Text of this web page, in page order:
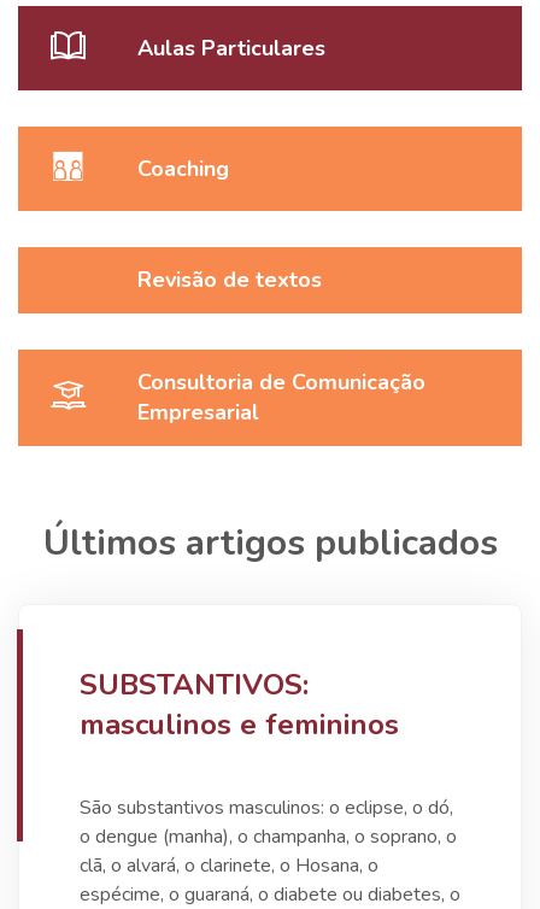
Aulas Particulares
Coaching
Revisão de textos
Consultoria de Comunicação
Empresarial
Últimos artigos publicados
SUBSTANTIVOS:
masculinos e femininos
São substantivos masculinos: o eclipse, o dó,
o dengue (manha), o champanha, o soprano, o
clã, o alvará, o clarinete, o Hosana, o
espécime, o guaraná, o diabete ou diabetes, o